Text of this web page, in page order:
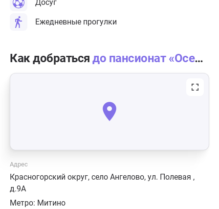
Досуг
Ежедневные прогулки
Как добратьсядо пансионат «Осень жизни» Ангелово
Адрес
Красногорский округ, село Ангелово, ул. Полевая ,
д.9А
Метро: Митино